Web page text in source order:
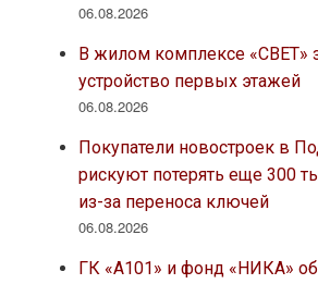
06.08.2026
В жилом комплексе «СВЕТ»
устройство первых этажей
06.08.2026
Покупатели новостроек в
рискуют потерять еще 300
из-за переноса ключей
06.08.2026
ГК «А101» и фонд «НИКА»